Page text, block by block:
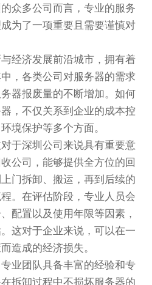
众多公司而言，专业的服务
为了一项重要且需要谨慎对
经济发展前沿城市，拥有着
，各类公司对服务器的需求
器报废量的不断增加。如何
，不仅关系到企业的成本控
境保护等多个方面。
于深圳公司来说具有重要意
公司，能够提供全方位的回
门拆卸、搬运，再到后续的
。在评估阶段，专业人员会
配置以及使用年限等因素，
这对于企业来说，可以在一
造成的经济损失。
业团队具备丰富的经验和专
拆卸过程中不损坏服务器的